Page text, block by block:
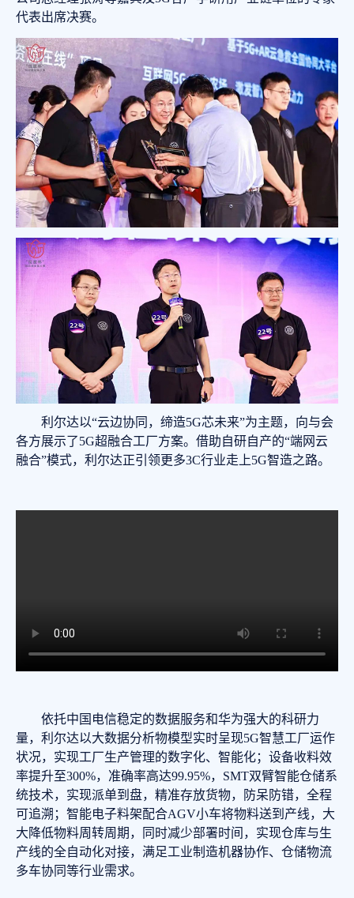
代表出席决赛。
利尔达以“云边协同，缔造5G芯未来”为主题，向与会
各方展示了5G超融合工厂方案。借助自研自产的“端网云
融合”模式，利尔达正引领更多3C行业走上5G智造之路。
依托中国电信稳定的数据服务和华为强大的科研力
量，利尔达以大数据分析物模型实时呈现5G智慧工厂运作
状况，实现工厂生产管理的数字化、智能化；设备收料效
率提升至300%，准确率高达99.95%，SMT双臂智能仓储系
统技术，实现派单到盘，精准存放货物，防呆防错，全程
可追溯；智能电子料架配合AGV小车将物料送到产线，大
大降低物料周转周期，同时减少部署时间，实现仓库与生
产线的全自动化对接，满足工业制造机器协作、仓储物流
多车协同等行业需求。